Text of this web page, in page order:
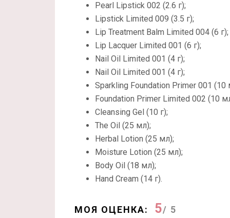
Pearl Lipstick 002 (2.6 г);
Lipstick Limited 009 (3.5 г);
Lip Treatment Balm Limited 004 (6 г);
Lip Lacquer Limited 001 (6 г);
Nail Oil Limited 001 (4 г);
Nail Oil Limited 001 (4 г);
Sparkling Foundation Primer 001 (10
Foundation Primer Limited 002 (10
Cleansing Gel (10 г);
The Oil (25 мл);
Herbal Lotion (25 мл);
Moisture Lotion (25 мл);
Body Oil (18 мл);
Hand Cream (14 г).
МОЯ ОЦЕНКА: 5/ 5